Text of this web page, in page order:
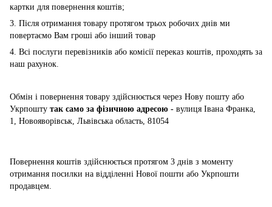
картки для повернення коштів;
3. Після отримання товару протягом трьох робочих днів ми
повертаємо Вам гроші або інший товар
4. Всі послуги перевізників або комісії переказ коштів, проходять за
наш рахунок.
Обмін і повернення товару здійснюється через Нову пошту або
Укрпошту так само за фізичною адресою - вулиця Івана Франка,
1, Новояворівськ, Львівська область, 81054
Повернення коштів здійснюється протягом 3 днів з моменту
отримання посилки на відділенні Нової пошти або Укрпошти
продавцем.